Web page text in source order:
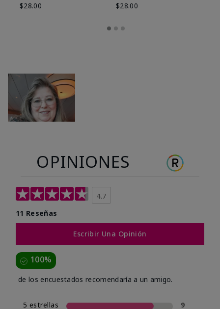
$28.00
$28.00
OPINIONES
4.7
11 Reseñas
Escribir Una Opinión
100%
de los encuestados recomendaría a un amigo.
5 estrellas
9